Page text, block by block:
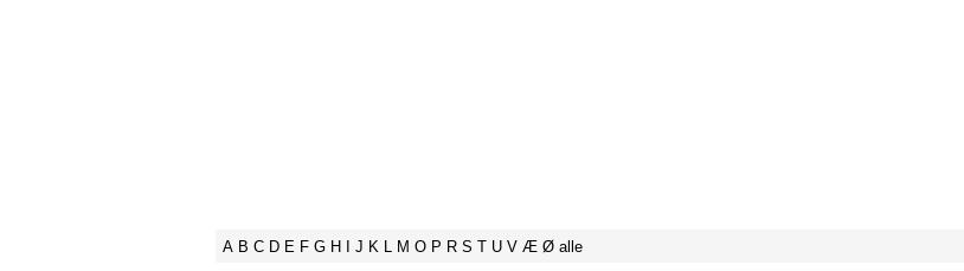
A B C D E F G H J K L M O P R S T U V Æ Ø alle